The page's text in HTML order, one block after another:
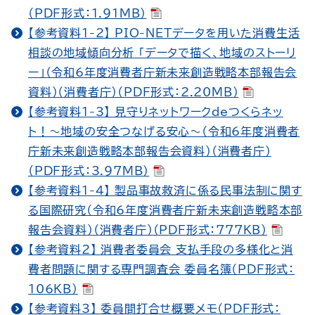
（PDF形式：1.91MB）
【参考資料1-2】 PIO-NETデータを用いた消費生活
相談の地域傾向分析 「データで描く、地域のストーリ
ー」（令和6年度消費者庁新未来創造戦略本部報告会
資料）（消費者庁）（PDF形式：2.20MB）
【参考資料1-3】 見守りネットワークdeつくらネッ
ト！～地域の安全つなげる安心～（令和6年度消費者
庁新未来創造戦略本部報告会資料）（消費者庁）
（PDF形式：3.97MB）
【参考資料1-4】 製品事故救済に係る民事法制に関す
る国際研究（令和6年度消費者庁新未来創造戦略本部
報告会資料）（消費者庁）（PDF形式：777KB）
【参考資料2】 消費者委員会 支払手段の多様化と消
費者問題に関する専門調査会 委員名簿（PDF形式：
106KB）
【参考資料3】 委員間打合せ概要メモ（PDF形式：